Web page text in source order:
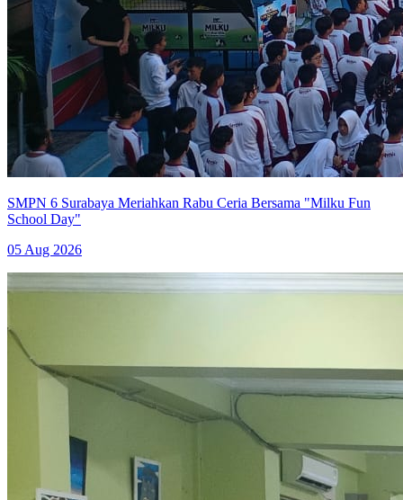
SMPN 6 Surabaya Meriahkan Rabu Ceria Bersama "Milku Fun
School Day"
05 Aug 2026